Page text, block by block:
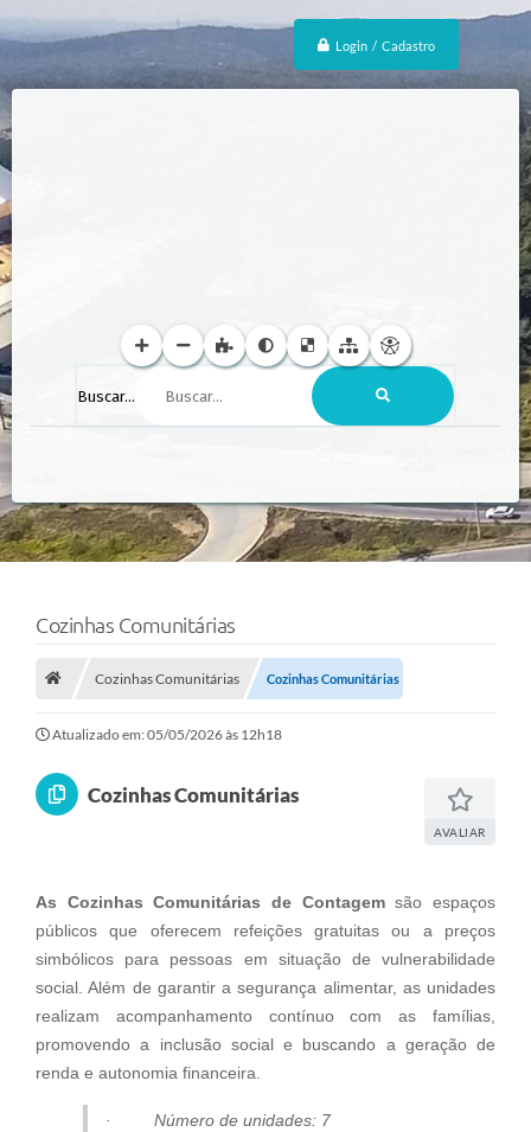
Login / Cadastro
Buscar...
Cozinhas Comunitárias
Cozinhas Comunitárias Cozinhas Comunitárias
Atualizado em: 05/05/2026 às 12h18
Cozinhas Comunitárias
AVALIAR
As Cozinhas Comunitárias de Contagemsão espaços
públicos que oferecem refeições gratuitas ou a preços
simbólicos para pessoas em situação de vulnerabilidade
social. Além de garantir a segurança alimentar, as unidades
realizam acompanhamento contínuo com as famílias,
promovendo a inclusão social e buscando a geração de
renda e autonomia financeira.
· Número de unidades: 7